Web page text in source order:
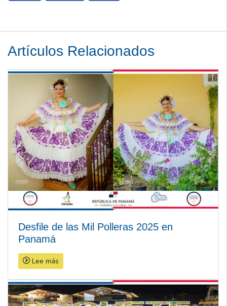
Artículos Relacionados
Desfile de las Mil Polleras 2025 en
Panamá
Lee más